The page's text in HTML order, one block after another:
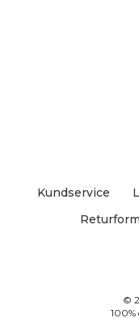
Kundservice
©
100%